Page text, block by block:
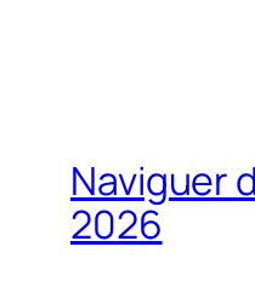
Naviguer
2026